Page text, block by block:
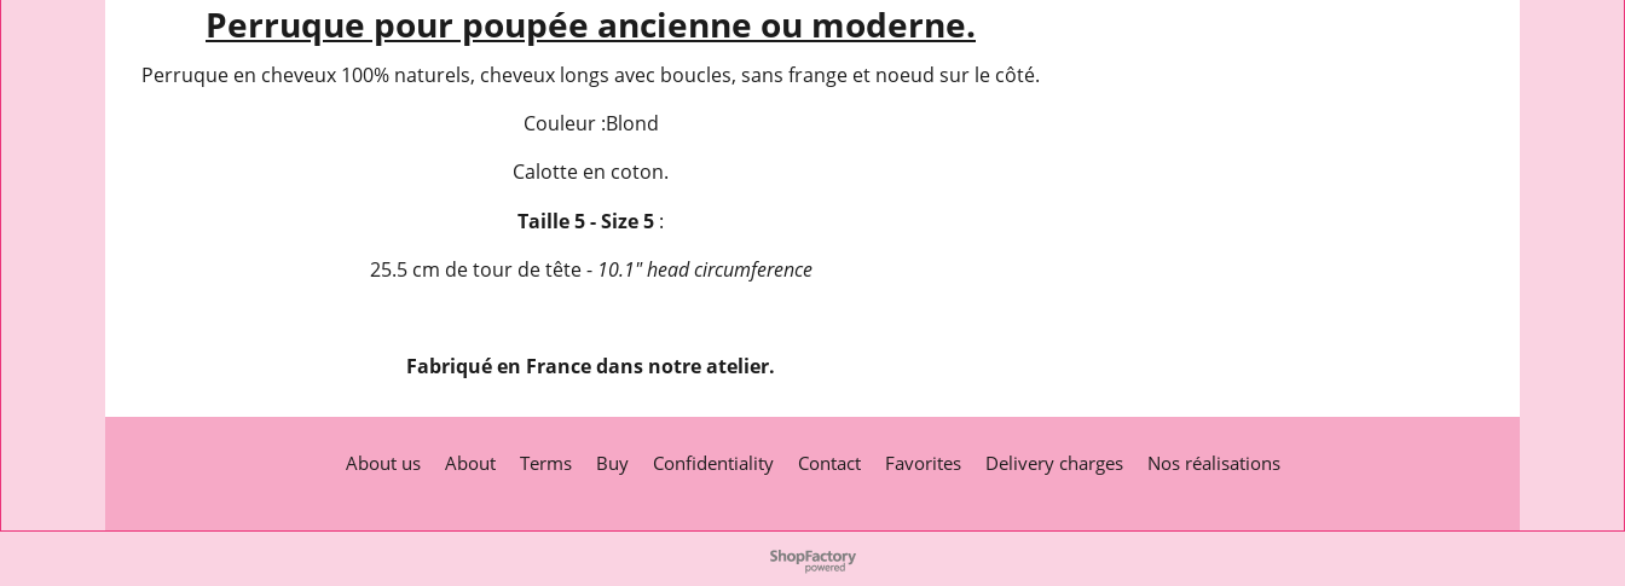
Perruque pour poupée ancienne ou moderne.
Perruque en cheveux 100% naturels, cheveux longs avec boucles, sans frange et noeud sur le côté.
Couleur :Blond
Calotte en coton.
Taille 5 - Size 5 :
25.5 cm de tour de tête - 10.1" head circumference
Fabriqué en France dans notre atelier.
About us About Terms Buy Confidentiality Contact Favorites Delivery charges Nos réalisations
To create online store
ShopFactory eCommerce